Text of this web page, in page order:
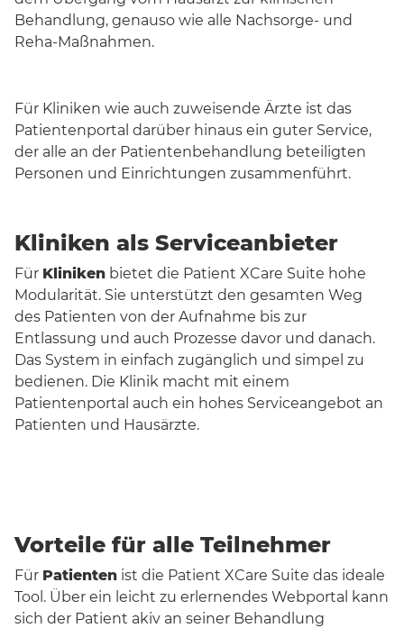
Behandlung, genauso wie alle Nachsorge- und
Reha-Maßnahmen.
Für Kliniken wie auch zuweisende Ärzte ist das
Patientenportal darüber hinaus ein guter Service,
der alle an der Patientenbehandlung beteiligten
Personen und Einrichtungen zusammenführt.
Kliniken als Serviceanbieter
Für Kliniken bietet die Patient XCare Suite hohe
Modularität. Sie unterstützt den gesamten Weg
des Patienten von der Aufnahme bis zur
Entlassung und auch Prozesse davor und danach.
Das System in einfach zugänglich und simpel zu
bedienen. Die Klinik macht mit einem
Patientenportal auch ein hohes Serviceangebot an
Patienten und Hausärzte.
Vorteile für alle Teilnehmer
Für Patienten ist die Patient XCare Suite das ideale
Tool. Über ein leicht zu erlernendes Webportal kann
sich der Patient akiv an seiner Behandlung